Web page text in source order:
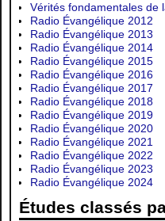
Vérités fondamentales de
Radio Évangélique 2012
Radio Évangélique 2013
Radio Évangélique 2014
Radio Évangélique 2015
Radio Évangélique 2016
Radio Évangélique 2017
Radio Évangélique 2018
Radio Évangélique 2019
Radio Évangélique 2020
Radio Évangélique 2021
Radio Évangélique 2022
Radio Évangélique 2023
Radio Évangélique 2024
Études classés